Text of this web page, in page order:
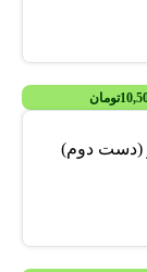
تومان
(دست دوم)